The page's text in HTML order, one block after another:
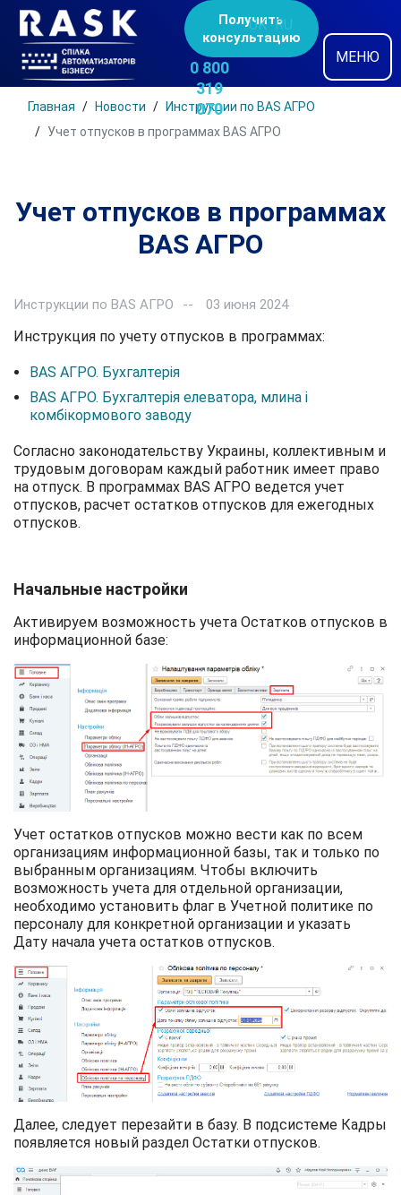
Получить
консультацию
0 800
319
070
UK RU
МЕНЮ
Главная Новости
Инструкции по BAS АГРО
Учет отпусков в программах BAS АГРО
Учет отпусков в программах
BAS АГРО
Инструкции по BAS АГРО 03 июня 2024
Инструкция по учету отпусков в программах:
BAS АГРО. Бухгалтерія
BAS АГРО. Бухгалтерія елеватора, млина і
комбікормового заводу
Согласно законодательству Украины, коллективным и
трудовым договорам каждый работник имеет право
на отпуск. В программах BAS АГРО ведется учет
отпусков, расчет остатков отпусков для ежегодных
отпусков.
Начальные настройки
Активируем возможность учета Остатков отпусков в
информационной базе:
Учет остатков отпусков можно вести как по всем
организациям информационной базы, так и только по
выбранным организациям. Чтобы включить
возможность учета для отдельной организации,
необходимо установить флаг в Учетной политике по
персоналу для конкретной организации и указать
Дату начала учета остатков отпусков.
Далее, следует перезайти в базу. В подсистеме Кадры
появляется новый раздел Остатки отпусков.